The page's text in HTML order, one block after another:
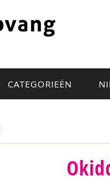
CATEGORIEËN